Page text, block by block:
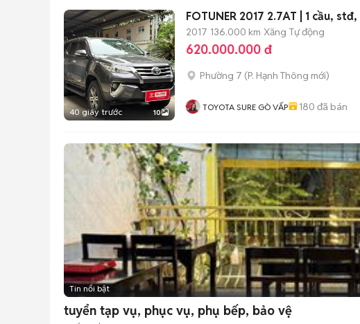
40 giây trước 10
FOTUNER 2017 2.7AT | 1 cầu,
2017 136.000 km Xăng Tự động
620.000.000 đ
Phường 7 (P. Hạnh Thông mới)
TOYOTA SURE GÒ VẤP 180 đã bán
Tin nổi bật
tuyển tạp vụ, phục vụ, phụ bếp, bảo vệ